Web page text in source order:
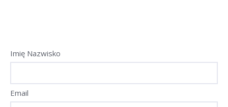
Imię Nazwisko
Email